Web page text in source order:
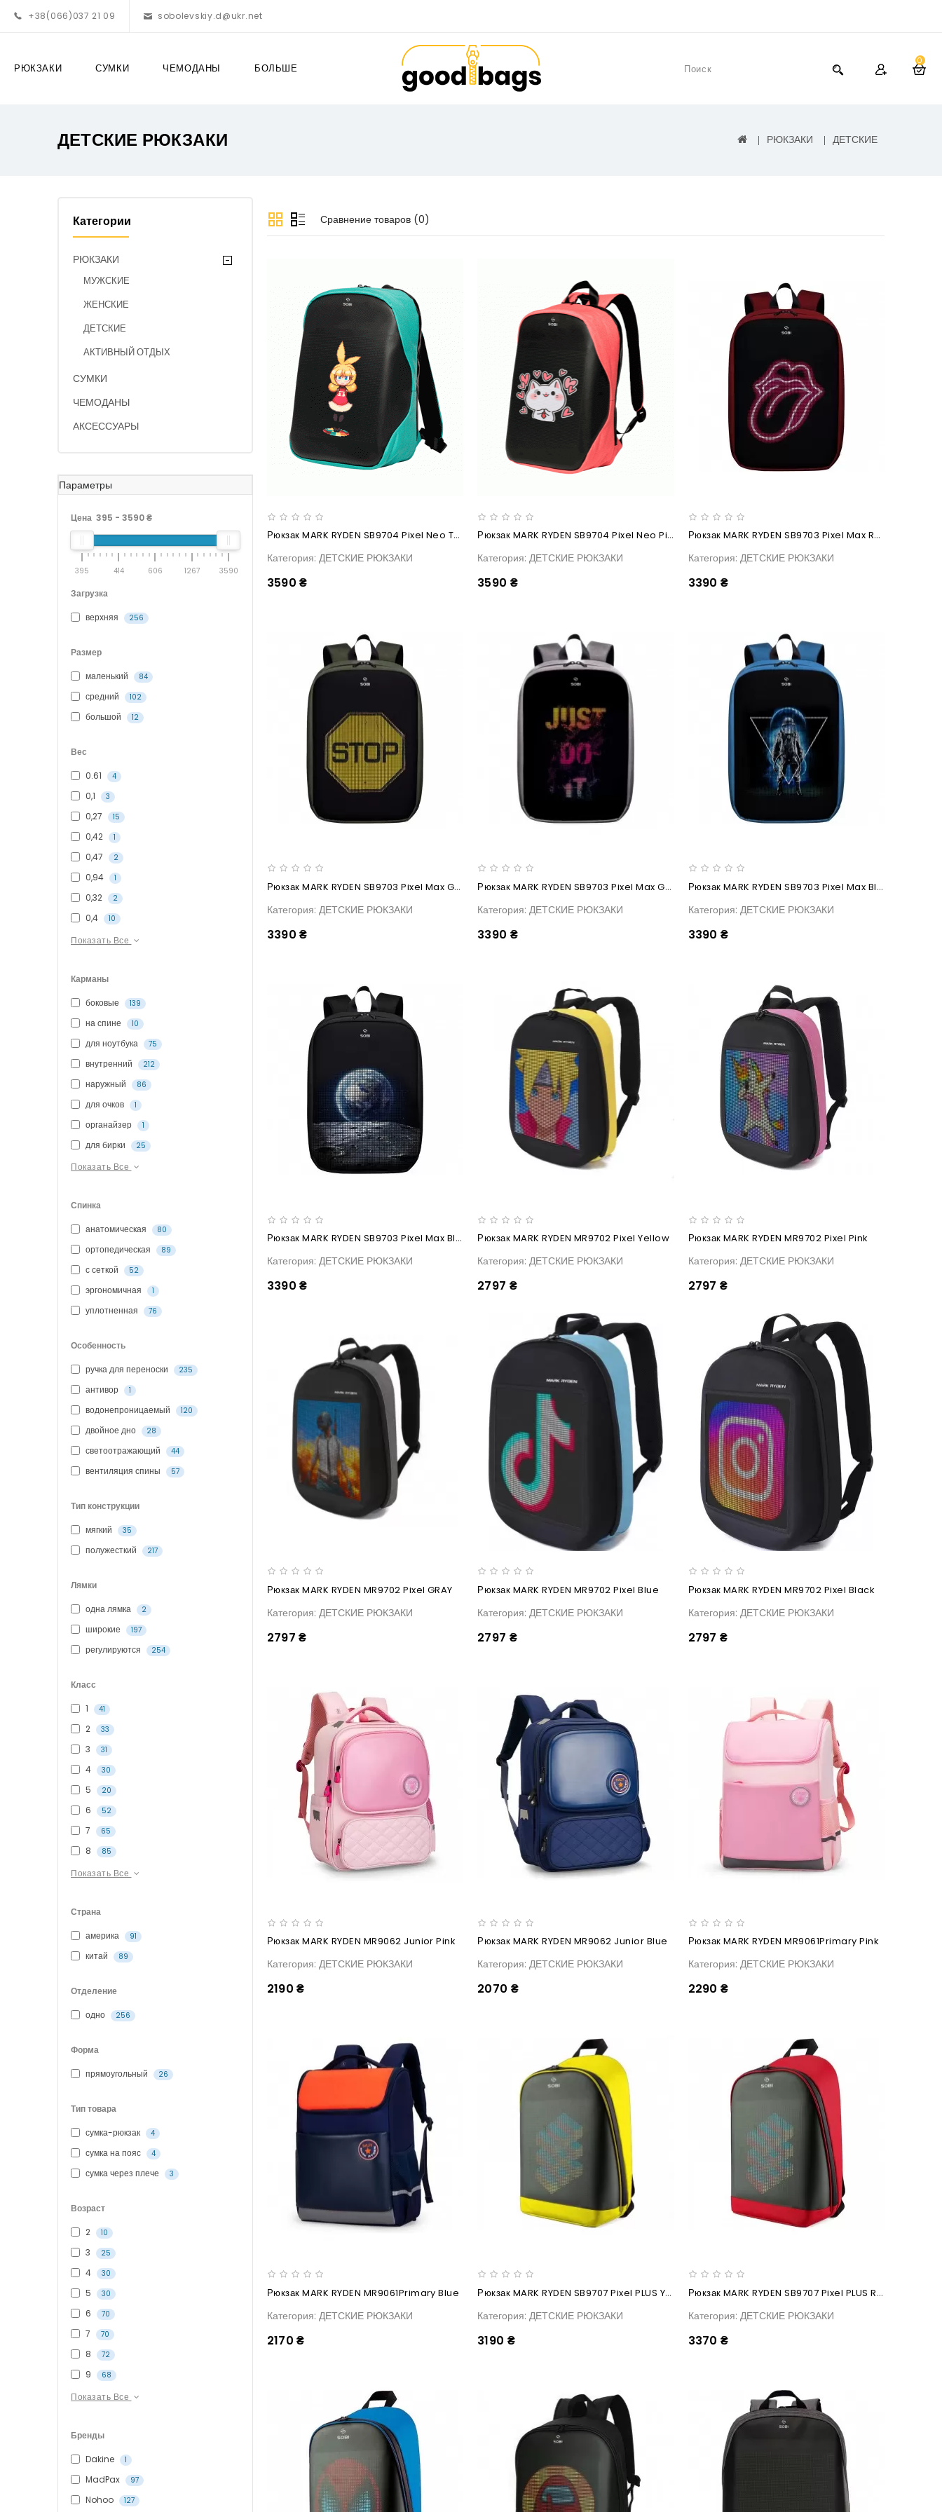
+38(066)037 21 09 sobolevskiy.d@ukr.net
0
РЮКЗАКИ СУМКИ ЧЕМОДАНЫ БОЛЬШЕ
ДЕТСКИЕ РЮКЗАКИ РЮКЗАКИ ДЕТСКИЕ
Категории
РЮКЗАКИ
МУЖСКИЕ
ЖЕНСКИЕ
ДЕТСКИЕ
АКТИВНЫЙ ОТДЫХ
СУМКИ
ЧЕМОДАНЫ
АКСЕССУАРЫ
Параметры
Цена 395 - 3590₴
395 414 606 1267 3590
Загрузка
верхняя
256
Размер
маленький
84
средний 102
большой 12
Вес
0.61
4
0,1 3
0,27 15
0,42 1
0,47 2
0,94 1
0,32 2
0,4 10
Показать Все
Карманы
боковые
139
на спине 10
для ноутбука 75
внутренний 212
наружный 86
для очков 1
органайзер 1
для бирки 25
Показать Все
Спинка
анатомическая
80
ортопедическая 89
с сеткой 52
эргономичная 1
уплотненная 76
Особенность
ручка для переноски
235
антивор 1
водонепроницаемый 120
двойное дно 28
светоотражающий 44
вентиляция спины 57
Тип конструкции
мягкий
35
полужесткий 217
Лямки
одна лямка
2
широкие 197
регулируются 254
Класс
1
41
2 33
3 31
4 30
5 20
6 52
7 65
8 85
Показать Все
Страна
америка
91
китай 89
Отделение
одно
256
Форма
прямоугольный
26
Тип товара
сумка-рюкзак
4
сумка на пояс 4
сумка через плече 3
Возраст
2
10
3 25
4 30
5 30
6 70
7 70
8 72
9 68
Показать Все
Бренды
Dakine
1
MadPax 97
Nohoo 127
Сравнение товаров (0)
Рюкзак MARK RYDEN SB9704 Pixel Neo Turquoise
Категория: ДЕТСКИЕ РЮКЗАКИ
3590 ₴
Рюкзак MARK RYDEN SB9704 Pixel Neo Pink
Категория: ДЕТСКИЕ РЮКЗАКИ
3590 ₴
Рюкзак MARK RYDEN SB9703 Pixel Max Red
Категория: ДЕТСКИЕ РЮКЗАКИ
3390 ₴
Рюкзак MARK RYDEN SB9703 Pixel Max Green
Категория: ДЕТСКИЕ РЮКЗАКИ
3390 ₴
Рюкзак MARK RYDEN SB9703 Pixel Max Gray
Категория: ДЕТСКИЕ РЮКЗАКИ
3390 ₴
Рюкзак MARK RYDEN SB9703 Pixel Max Blue
Категория: ДЕТСКИЕ РЮКЗАКИ
3390 ₴
Рюкзак MARK RYDEN SB9703 Pixel Max Black
Категория: ДЕТСКИЕ РЮКЗАКИ
3390 ₴
Рюкзак MARK RYDEN MR9702 Pixel Yellow
Категория: ДЕТСКИЕ РЮКЗАКИ
2797 ₴
Рюкзак MARK RYDEN MR9702 Pixel Pink
Категория: ДЕТСКИЕ РЮКЗАКИ
2797 ₴
Рюкзак MARK RYDEN MR9702 Pixel GRAY
Категория: ДЕТСКИЕ РЮКЗАКИ
2797 ₴
Рюкзак MARK RYDEN MR9702 Pixel Blue
Категория: ДЕТСКИЕ РЮКЗАКИ
2797 ₴
Рюкзак MARK RYDEN MR9702 Pixel Black
Категория: ДЕТСКИЕ РЮКЗАКИ
2797 ₴
Рюкзак MARK RYDEN MR9062 Junior Pink
Категория: ДЕТСКИЕ РЮКЗАКИ
2190 ₴
Рюкзак MARK RYDEN MR9062 Junior Blue
Категория: ДЕТСКИЕ РЮКЗАКИ
2070 ₴
Рюкзак MARK RYDEN MR9061Primary Pink
Категория: ДЕТСКИЕ РЮКЗАКИ
2290 ₴
Рюкзак MARK RYDEN MR9061Primary Blue
Категория: ДЕТСКИЕ РЮКЗАКИ
2170 ₴
Рюкзак MARK RYDEN SB9707 Pixel PLUS Yellow
Категория: ДЕТСКИЕ РЮКЗАКИ
3190 ₴
Рюкзак MARK RYDEN SB9707 Pixel PLUS Red
Категория: ДЕТСКИЕ РЮКЗАКИ
3370 ₴